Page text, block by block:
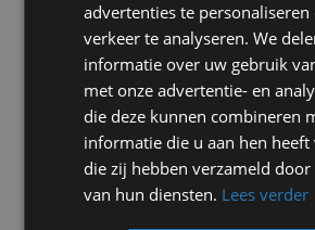
Een auto
voordelen van import
18 september 2023
Auto import wordt de laatste jaren steeds
buitenland, maar tegenwoordig
particulier als zakelijk ook vaak hun
advertenties te
verkeer te analyseren. We
informatie over uw gebruik
met onze advertentie- en
die deze kunnen combineren
informatie die u aan hen
die zij hebben verzameld
van hun diensten. Lees verder